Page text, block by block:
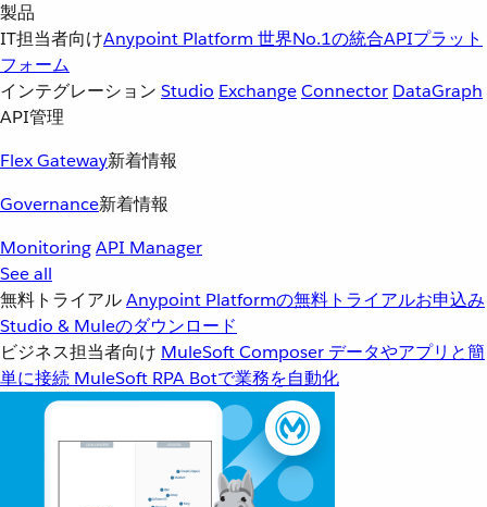
製品
IT担当者向けAnypoint Platform 世界No.1の統合APIプラット
フォーム
インテグレーション Studio ExchangeConnector DataGraph
API管理
Flex Gateway新着情報
Governance新着情報
MonitoringAPI Manager
See all
無料トライアルAnypoint Platformの無料トライアルお申込み
Studio & Muleのダウンロード
ビジネス担当者向け MuleSoft Composer データやアプリと簡
単に接続 MuleSoft RPA Botで業務を自動化